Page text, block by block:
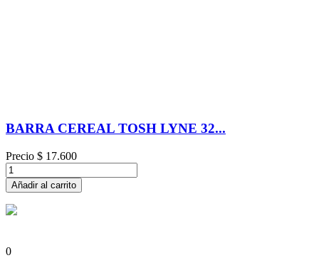
BARRA CEREAL TOSH LYNE 32...
Precio $ 17.600
Añadir al carrito
0